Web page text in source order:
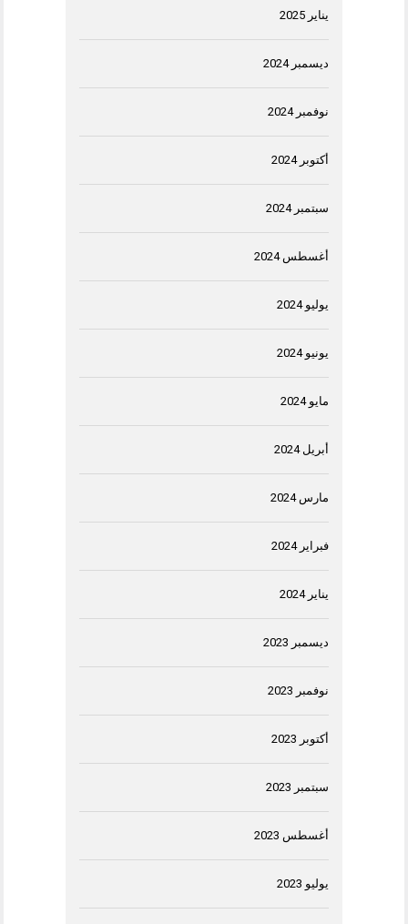
يناير 2025
ديسمبر 2024
نوفمبر 2024
أكتوبر 2024
سبتمبر 2024
أغسطس 2024
يوليو 2024
يونيو 2024
مايو 2024
أبريل 2024
مارس 2024
فبراير 2024
يناير 2024
ديسمبر 2023
نوفمبر 2023
أكتوبر 2023
سبتمبر 2023
أغسطس 2023
يوليو 2023